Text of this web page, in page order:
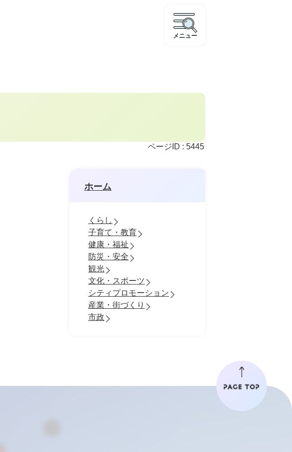
メニュー
ページID : 5445
ホーム
くらし
子育て・教育
健康・福祉
防災・安全
観光
文化・スポーツ
シティプロモーション
産業・街づくり
市政